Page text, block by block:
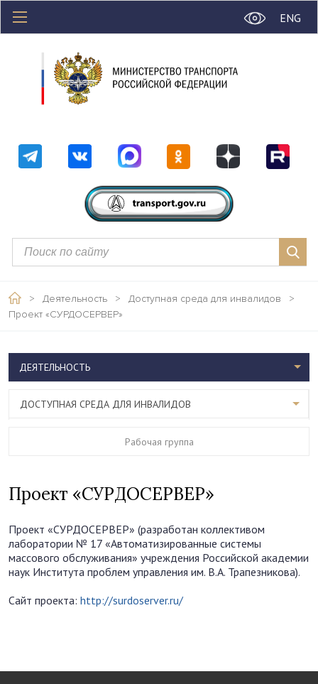
ENG
> Деятельность > Доступная среда для инвалидов
>
Проект «СУРДОСЕРВЕР»
Проект «СУРДОСЕРВЕР»
Проект «СУРДОСЕРВЕР» (разработан коллективом
лаборатории № 17 «Автоматизированные системы
массового обслуживания» учреждения Российской академии
наук Института проблем управления им. В.А. Трапезникова).
Сайт проекта: http://surdoserver.ru/
ДЕЯТЕЛЬНОСТЬ
ДОСТУПНАЯ СРЕДА ДЛЯ ИНВАЛИДОВ
Рабочая группа